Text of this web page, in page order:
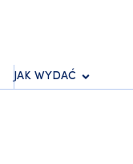
JAK WYDAĆ